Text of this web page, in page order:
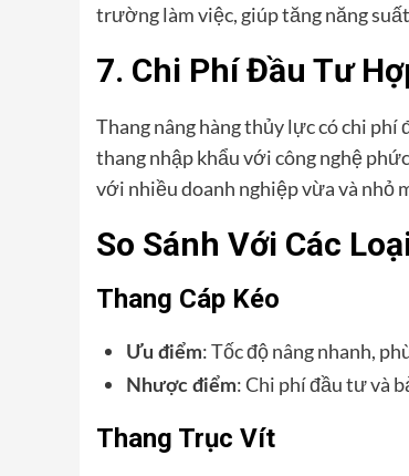
trường làm việc, giúp tăng năng
7. Chi Phí Đầu Tư
Thang nâng hàng thủy lực có chi
thang nhập khẩu với công nghệ
với nhiều doanh nghiệp vừa và nhỏ
So Sánh Với Các
Thang Cáp Kéo
Ưu điểm: Tốc độ nâng nhanh,
Nhược điểm: Chi phí đầu tư và
Thang Trục Vít